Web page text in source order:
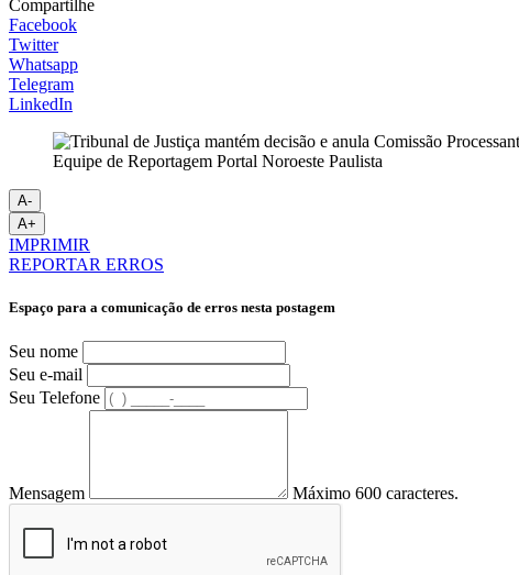
Compartilhe
Facebook
Twitter
Whatsapp
Telegram
LinkedIn
Equipe de Reportagem Portal Noroeste Paulista
A-
A+
IMPRIMIR
REPORTAR ERROS
Espaço para a comunicação de erros nesta postagem
Seu nome
Seu e-mail
Seu Telefone
Mensagem Máximo 600 caracteres.